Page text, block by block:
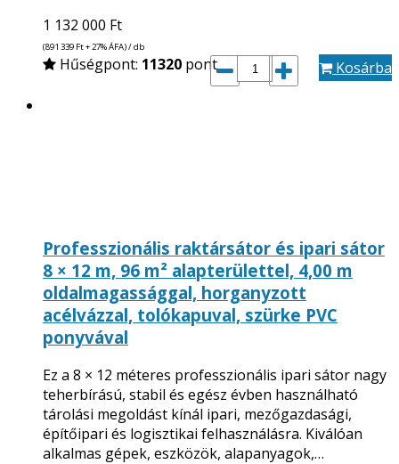
1 132 000 Ft
(891 339 Ft+ 27% ÁFA) / db
Hűségpont: 11320 pont Kosárba
Professzionális raktársátor és ipari sátor
8 × 12 m, 96 m² alapterülettel, 4,00 m
oldalmagassággal, horganyzott
acélvázzal, tolókapuval, szürke PVC
ponyvával
Ez a 8 × 12 méteres professzionális ipari sátor nagy
teherbírású, stabil és egész évben használható
tárolási megoldást kínál ipari, mezőgazdasági,
építőipari és logisztikai felhasználásra. Kiválóan
alkalmas gépek, eszközök, alapanyagok,…